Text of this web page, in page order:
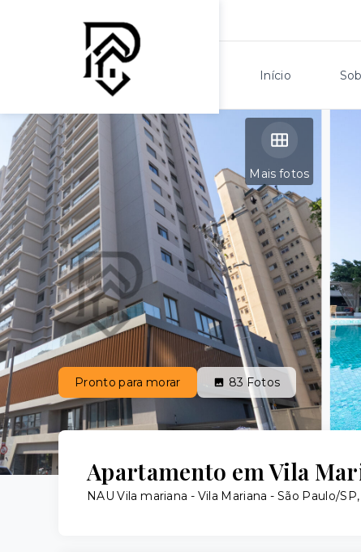
Início
Mais fotos
Pronto para morar 83 Fotos
Apartamento em Vila
NAU Vila mariana - Vila Mariana - São Paulo/